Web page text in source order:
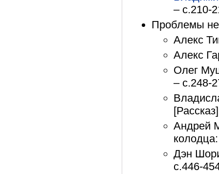
– с.210-
Проблемы
Алекс
Алекс
Олег
– с.248-
Андрей
Дэн
с.446-